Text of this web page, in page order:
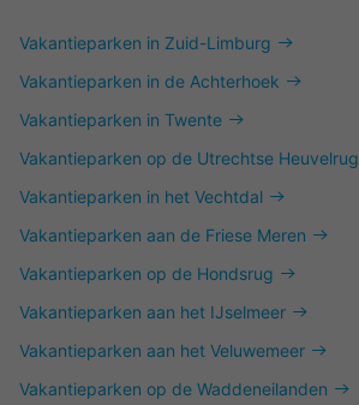
Vakantieparken in Zuid-Limburg
Vakantieparken in de Achterhoek
Vakantieparken in Twente
Vakantieparken op de Utrechtse Heuvelrug
Vakantieparken in het Vechtdal
Vakantieparken aan de Friese Meren
Vakantieparken op de Hondsrug
Vakantieparken aan het IJselmeer
Vakantieparken aan het Veluwemeer
Vakantieparken op de Waddeneilanden